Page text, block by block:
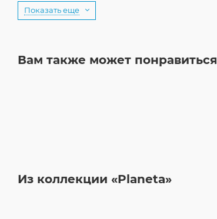
Показать еще
Вам также может понравиться
Из коллекции «Planeta»